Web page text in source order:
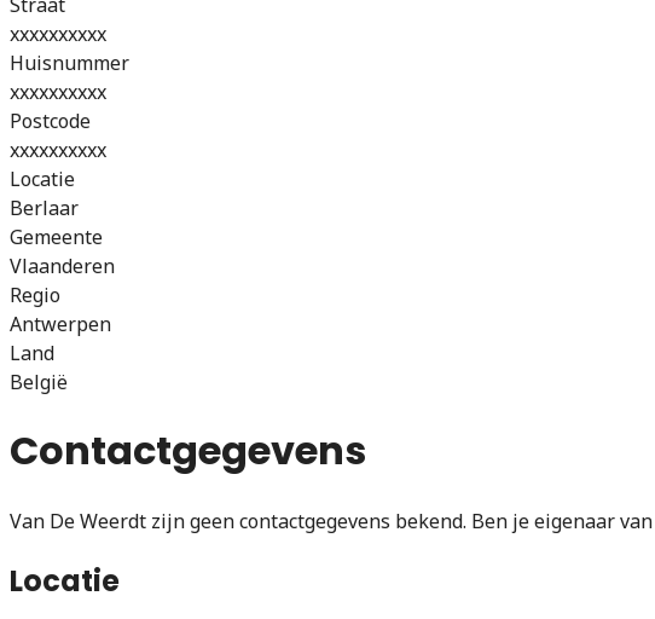
xxxxxxxxxx
Huisnummer
xxxxxxxxxx
Postcode
xxxxxxxxxx
Locatie
Berlaar
Gemeente
Vlaanderen
Regio
Antwerpen
Land
België
Contactgegevens
Van De Weerdt zijn geen contactgegevens bekend. Ben je eigenaar
Locatie